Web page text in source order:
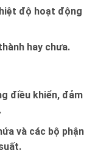
độ hoạt động
hay chưa.
điều khiển, đảm
và các bộ phận